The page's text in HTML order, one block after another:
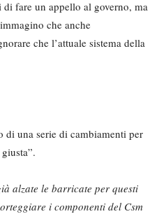
fare un appello al governo, ma
che anche
che l’attuale sistema della
di una serie di cambiamenti per
alzate le barricate per questi
i componenti del Csm